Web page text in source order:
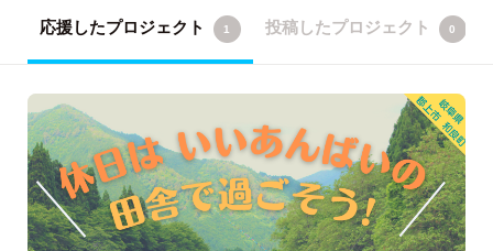
応援したプロジェクト 1 投稿したプロジェクト 0